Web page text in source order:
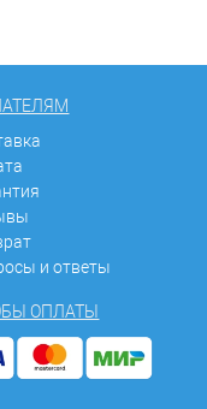
и ответы
ОПЛАТЫ